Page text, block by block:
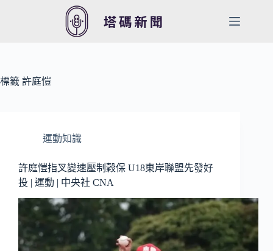
容
標籤 許庭愷
運動知識
許庭愷指叉變速壓制穀保 U18東岸聯盟先發好
投 | 運動 | 中央社 CNA